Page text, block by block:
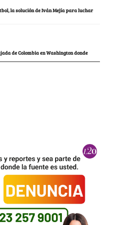
la solución de Iván Mejía para luchar
de Colombia en Washington donde